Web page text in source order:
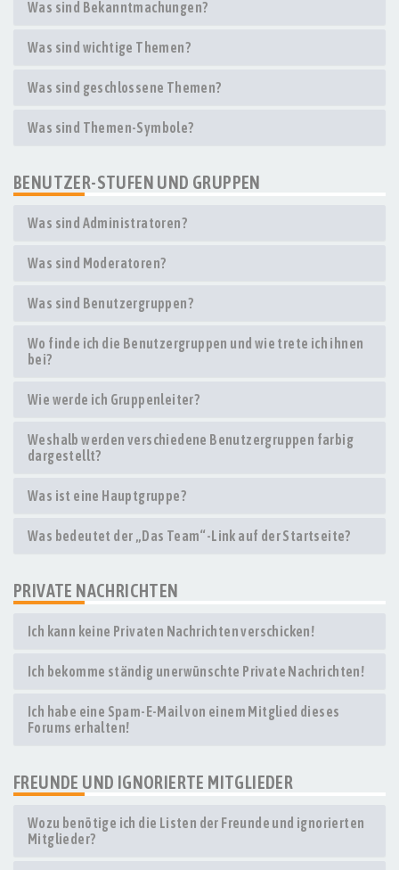
Was sind Bekanntmachungen?
Was sind wichtige Themen?
Was sind geschlossene Themen?
Was sind Themen-Symbole?
BENUTZER-STUFEN UND GRUPPEN
Was sind Administratoren?
Was sind Moderatoren?
Was sind Benutzergruppen?
Wo finde ich die Benutzergruppen und wie trete ich ihnen
bei?
Wie werde ich Gruppenleiter?
Weshalb werden verschiedene Benutzergruppen farbig
dargestellt?
Was ist eine Hauptgruppe?
Was bedeutet der „Das Team“-Link auf der Startseite?
PRIVATE NACHRICHTEN
Ich kann keine Privaten Nachrichten verschicken!
Ich bekomme ständig unerwünschte Private Nachrichten!
Ich habe eine Spam-E-Mail von einem Mitglied dieses
Forums erhalten!
FREUNDE UND IGNORIERTE MITGLIEDER
Wozu benötige ich die Listen der Freunde und ignorierten
Mitglieder?